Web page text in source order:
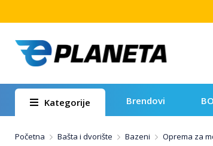
Kategorije Brendovi
Početna Bašta i dvorište Bazeni Oprema za